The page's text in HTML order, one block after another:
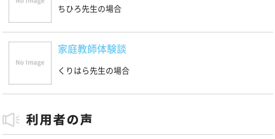
ちひろ先生の場合
家庭教師体験談
くりはら先生の場合